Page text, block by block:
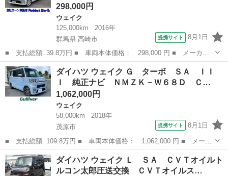
298,000円
ウェイク
125,000km
2016年
群馬県 高崎市
提携サイト 8月1日
■ 支払総額: 39.8万円 ■ 車両本体価格： 298,000 円 ■ メーカー
名： ダイハツ ■ 車種名： ウェイク ■ グレード名： Ｄ Ｓ
Ａ 車検整備付 ベンチシート フラットシート ナビ ＴＶ 両側
スライドドア ...
群馬 高崎市 ウェイク
ダイハツ ウェイク Ｇ ターボ ＳＡ ＩＩ
Ｉ 純正ナビ ＮＭＺＫ－Ｗ６８Ｄ Ｃ…
1,062,000円
ウェイク
58,000km
2018年
茂原市
提携サイト 8月1日
■ 支払総額: 109.8万円 ■ 車両本体価格： 1,062,000 円 ■ メーカ
ー名： ダイハツ ■ 車種名： ウェイク ■ グレード名： Ｇ タ
ーボ ＳＡ ＩＩＩ 純正ナビ ＮＭＺＫ－Ｗ６８Ｄ ＣＤ ＤＶ
Ｄ フルセ...
千葉 茂原市 ウェイク
ダイハツ ウェイク Ｌ ＳＡ ＣＶＴオイルト
ルコン太郎圧送交換 ＣＶＴオイルス…